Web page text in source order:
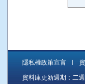
隱私權政策宣言
資料庫更新週期：二